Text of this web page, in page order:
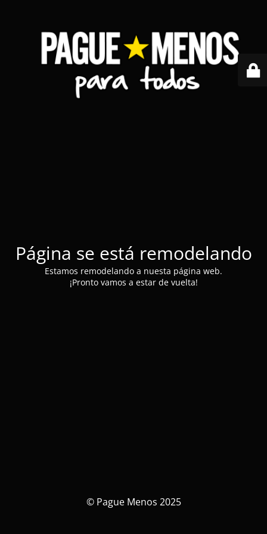
Página se está remodelando
Estamos remodelando a nuesta página web.
¡Pronto vamos a estar de vuelta!
© Pague Menos 2025